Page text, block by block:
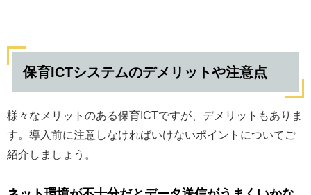
保育ICTシステムのデメリットや注意点
様々なメリットのある保育ICTですが、デメリットもありま
す。導入前に注意しなければいけないポイントについてご
紹介しましょう。